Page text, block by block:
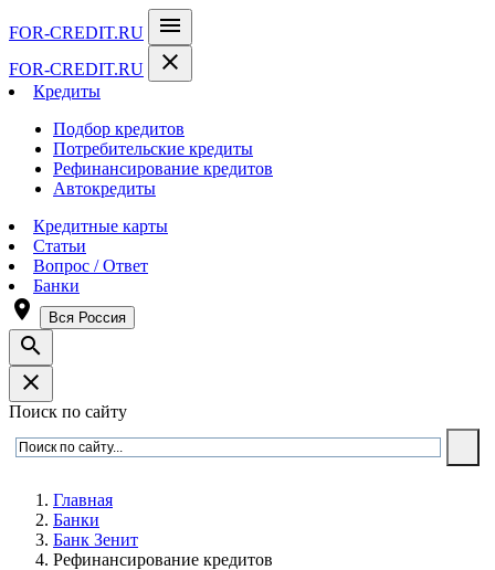
FOR-CREDIT.RU menu
FOR-CREDIT.RU close
Кредиты
Подбор кредитов
Потребительские кредиты
Рефинансирование кредитов
Автокредиты
Кредитные карты
Статьи
Вопрос / Ответ
Банки
room Вся Россия
search
close
Поиск по сайту
Главная
Банки
Банк Зенит
Рефинансирование кредитов